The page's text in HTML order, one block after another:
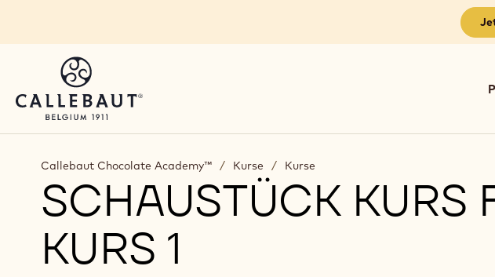
Callebaut Chocolate Academy™ / Kurse / Kurse
SCHAUSTÜCK KURS
KURS 1